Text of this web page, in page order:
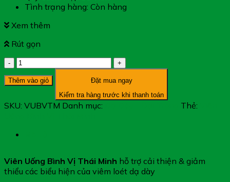
Tình trạng hàng: Còn hàng
Xem thêm
Rút gọn
Viên
Uống
Bình
Thái
Hỗ
Acid
Dịch
Thêm vào giỏ
Đặt mua ngay
Kiểm tra hàng trước khi thanh toán
SKU: VUBVTM Danh mục: Thẻ:
Viên Uống Bình Vị Thái Minh hỗ trợ cải thiện & giảm
thiểu các biểu hiện của viêm loét dạ dày